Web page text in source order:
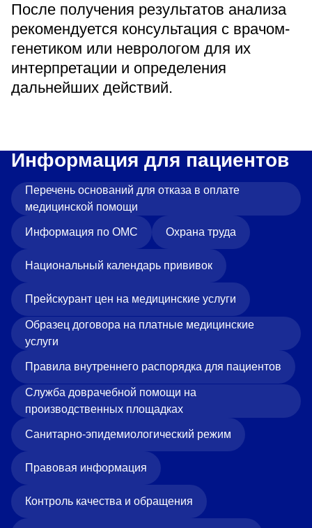
После получения результатов анализа
рекомендуется консультация с врачом-
генетиком или неврологом для их
интерпретации и определения
дальнейших действий.
Информация для пациентов
Перечень оснований для отказа в оплате
медицинской помощи
Информация по ОМС Охрана труда
Национальный календарь прививок
Прейскурант цен на медицинские услуги
Образец договора на платные медицинские
услуги
Правила внутреннего распорядка для пациентов
Служба доврачебной помощи на
производственных площадках
Санитарно-эпидемиологический режим
Правовая информация
Контроль качества и обращения